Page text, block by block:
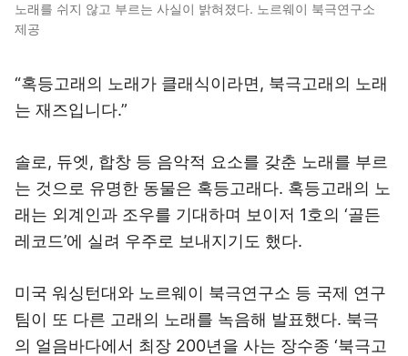
노래를 쉬지 않고 부르는 사실이 밝혀졌다. 노르웨이 북극연구소
제공
“혹등고래의 노래가 클래식이라면, 북극고래의 노래
는 재즈입니다.”
솔로, 듀엣, 합창 등 음악적 요소를 갖춘 노래를 부르
는 것으로 유명한 동물은 혹등고래다. 혹등고래의 노
래는 외계인과 조우를 기대하며 보이저 1호의 ‘골든
레코드’에 실려 우주로 보내지기도 했다.
미국 워싱턴대와 노르웨이 북극연구소 등 국제 연구
팀이 또 다른 고래의 노래를 녹음해 발표했다. 북극
의 얼음바다에서 최장 200년을 사는 장수종 ‘북극고